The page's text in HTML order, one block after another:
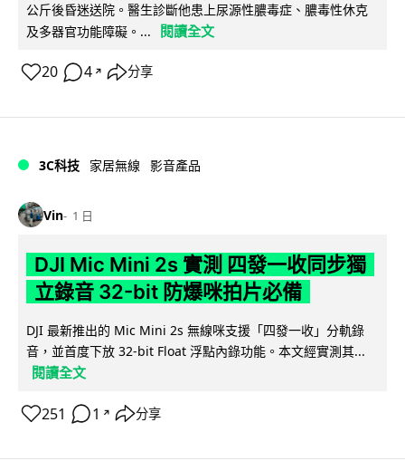
公斤後昏迷送院。醫生診斷他患上尿源性膿毒症、膿毒性休克
及多器官功能障礙。...
閱讀全文
20 4 ↗ 分享
3C科技 家居無線 影音產品
Vin 1 日
DJI Mic Mini 2s 實測 四發一收同步獨
立錄音 32-bit 防爆咪拍片必備
DJI 最新推出的 Mic Mini 2s 無線咪支援「四發一收」分軌錄
音，並首度下放 32-bit Float 浮點內錄功能。本文經實測其...
閱讀全文
251 1 ↗ 分享